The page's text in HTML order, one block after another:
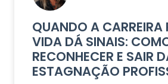
QUANDO A CARREIRA
VIDA DÁ SINAIS:
RECONHECER E SAIR
ESTAGNAÇÃO